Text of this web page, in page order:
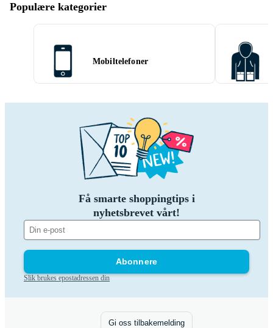
Populære kategorier
Mobiltelefoner
Få smarte shoppingtips i
nyhetsbrevet vårt!
Abonnere
Slik brukes epostadressen din
Gi oss tilbakemelding